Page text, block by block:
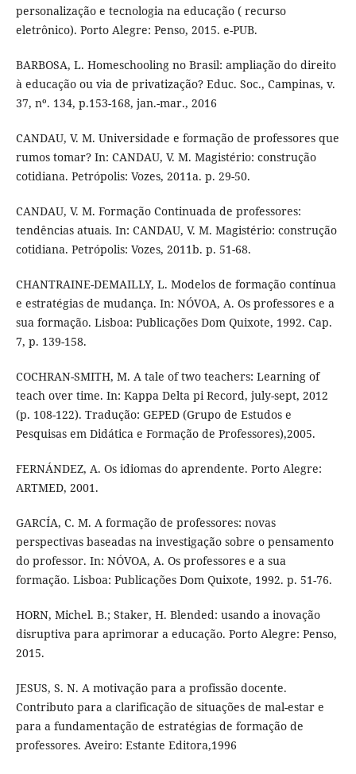
personalização e tecnologia na educação ( recurso
eletrônico). Porto Alegre: Penso, 2015. e-PUB.
BARBOSA, L. Homeschooling no Brasil: ampliação do direito
à educação ou via de privatização? Educ. Soc., Campinas, v.
37, nº. 134, p.153-168, jan.-mar., 2016
CANDAU, V. M. Universidade e formação de professores que
rumos tomar? In: CANDAU, V. M. Magistério: construção
cotidiana. Petrópolis: Vozes, 2011a. p. 29-50.
CANDAU, V. M. Formação Continuada de professores:
tendências atuais. In: CANDAU, V. M. Magistério: construção
cotidiana. Petrópolis: Vozes, 2011b. p. 51-68.
CHANTRAINE-DEMAILLY, L. Modelos de formação contínua
e estratégias de mudança. In: NÓVOA, A. Os professores e a
sua formação. Lisboa: Publicações Dom Quixote, 1992. Cap.
7, p. 139-158.
COCHRAN-SMITH, M. A tale of two teachers: Learning of
teach over time. In: Kappa Delta pi Record, july-sept, 2012
(p. 108-122). Tradução: GEPED (Grupo de Estudos e
Pesquisas em Didática e Formação de Professores),2005.
FERNÁNDEZ, A. Os idiomas do aprendente. Porto Alegre:
ARTMED, 2001.
GARCÍA, C. M. A formação de professores: novas
perspectivas baseadas na investigação sobre o pensamento
do professor. In: NÓVOA, A. Os professores e a sua
formação. Lisboa: Publicações Dom Quixote, 1992. p. 51-76.
HORN, Michel. B.; Staker, H. Blended: usando a inovação
disruptiva para aprimorar a educação. Porto Alegre: Penso,
2015.
JESUS, S. N. A motivação para a profissão docente.
Contributo para a clarificação de situações de mal-estar e
para a fundamentação de estratégias de formação de
professores. Aveiro: Estante Editora,1996